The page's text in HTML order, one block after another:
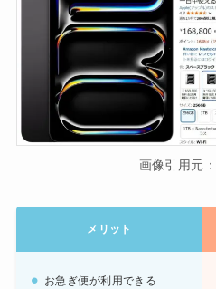
画像引用元：
メリット
お急ぎ便が利用できる